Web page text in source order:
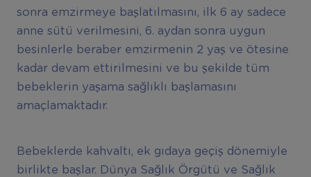
sonra emzirmeye başlatılmasını, ilk 6 ay sadece
anne sütü verilmesini, 6. aydan sonra uygun
besinlerle beraber emzirmenin 2 yaş ve ötesine
kadar devam ettirilmesini ve bu şekilde tüm
bebeklerin yaşama sağlıklı başlamasını
amaçlamaktadır.
Bebeklerde kahvaltı, ek gıdaya geçiş dönemiyle
birlikte başlar. Dünya Sağlık Örgütü ve Sağlık